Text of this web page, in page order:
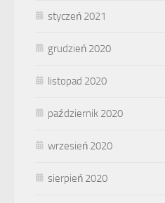
styczeń 2021
grudzień 2020
listopad 2020
październik 2020
wrzesień 2020
sierpień 2020